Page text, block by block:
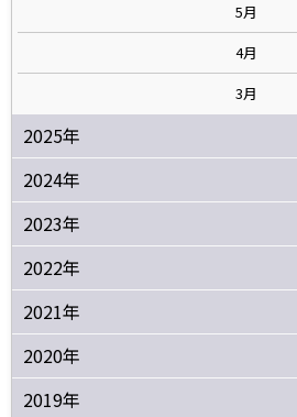
5月
4月
3月
2025年
2024年
2023年
2022年
2021年
2020年
2019年